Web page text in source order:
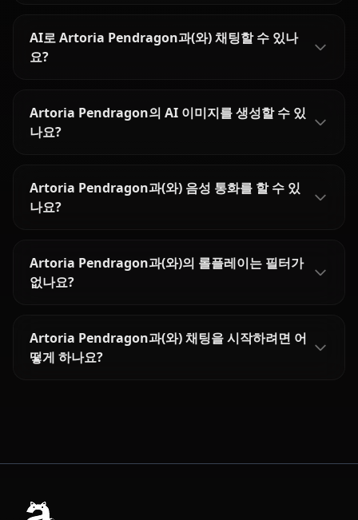
AI로 Artoria Pendragon과(와) 채팅할 수 있나
요?
Artoria Pendragon의 AI 이미지를 생성할 수 있
나요?
Artoria Pendragon과(와) 음성 통화를 할 수 있
나요?
Artoria Pendragon과(와)의 롤플레이는 필터가
없나요?
Artoria Pendragon과(와) 채팅을 시작하려면 어
떻게 하나요?